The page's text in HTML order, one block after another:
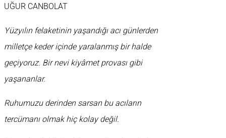
UĞUR CANBOLAT
Yüzyılın felaketinin yaşandığı acı günlerden
milletçe keder içinde yaralanmış bir halde
geçiyoruz. Bir nevi kiyâmet provası gibi
yaşananlar.
Ruhumuzu derinden sarsan bu acıların
tercümanı olmak hiç kolay değil.